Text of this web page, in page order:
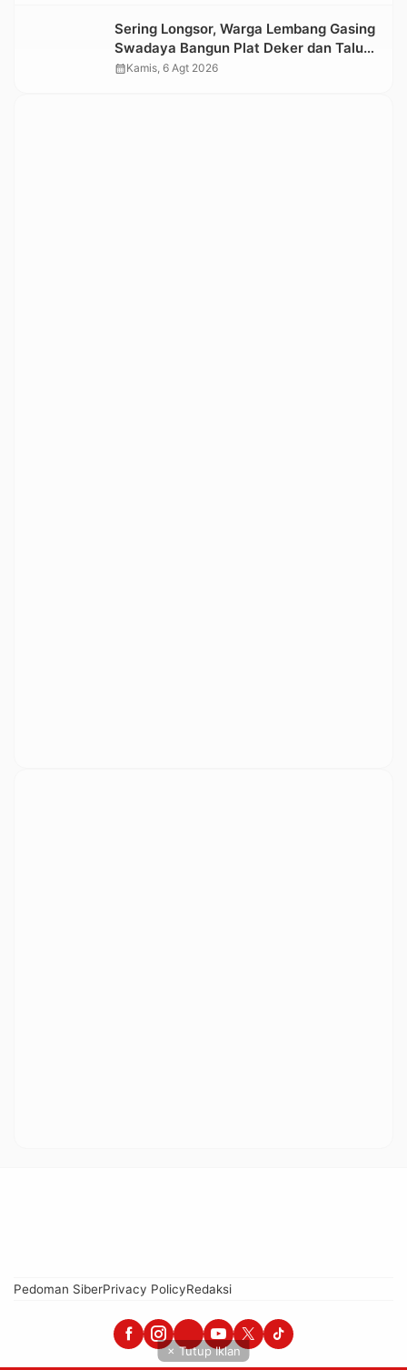
Sering Longsor, Warga Lembang Gasing
Swadaya Bangun Plat Deker dan Talut
Jalan Penghubung Antar Lembang
calendar_monthKamis, 6 Agt 2026
Pedoman SiberPrivacy PolicyRedaksi
× Tutup Iklan